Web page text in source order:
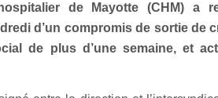
de Mayotte (CHM) a
d’un compromis de sortie de
de plus d’une semaine, et